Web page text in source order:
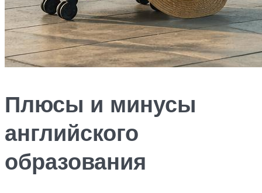
Плюсы и минусы
английского
образования